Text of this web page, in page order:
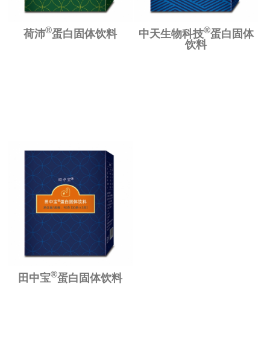
荷沛®蛋白固体饮料 中天生物科技®蛋白固体
饮料
田中宝®蛋白固体饮料